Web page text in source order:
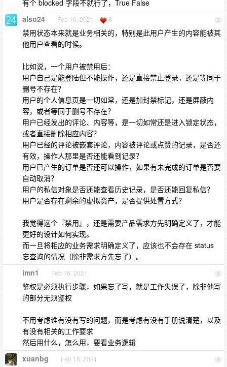
有个 blocked 字段不就行了，True False
2
also24 Feb 16, 2021 8
禁用状态本来就是业务相关的，特别是此用户产生的内容能被其
他用户查看的时候。
比如说，一个用户被禁用后：
用户自己是能登陆但不能操作，还是直接禁止登录，还是等同于
删号不存在？
用户的个人信息页是一切如常，还是加封禁标记，还是屏蔽内
容，或者等同于删号不存在？
用户已经发出的评论、内容等，是一切如常还是进入锁定状态，
或者直接删除相应内容？
用户已经的评论被嵌套评论，内容被评论或点赞的记录，是否还
有效，操作人那里是否还能看到记录？
用户已产生的订单是否还可以操作，如果有未完成的订单是否要
自动取消？
用户的私信对象是否还能查看历史记录，是否还能回复私信？
用户是否存在剩余的虚拟资产，是否提供处置方式？
我觉得这个『禁用』，还是需要产品需求方先明确定义了，才能
更好的设计如何实现。
而一旦将相应的业务需求明确定义了，应该也不会存在 status
忘查询的情况（除非需求方先忘了）。
3
imn1 Feb 16, 2021
鉴权是必须执行步骤，如果忘了写，就是工作失误了，除非他写
的部分无须鉴权
不用考虑谁有没有写的问题，而是考虑有没有手册说清楚，以及
有没有相关的工作要求
然后用什么，怎么用，要看业务逻辑
4
xuanbg Feb 16, 2021